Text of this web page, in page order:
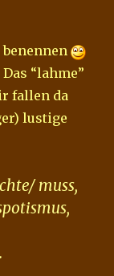
“lahme”
fallen da
lustige
muss,